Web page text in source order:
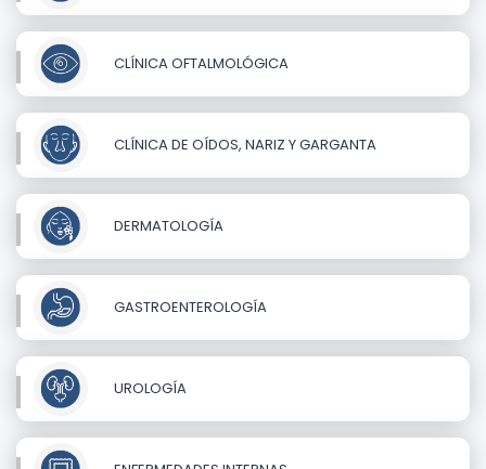
CLÍNICA OFTALMOLÓGICA
CLÍNICA DE OÍDOS, NARIZ Y GARGANTA
DERMATOLOGÍA
GASTROENTEROLOGÍA
UROLOGÍA